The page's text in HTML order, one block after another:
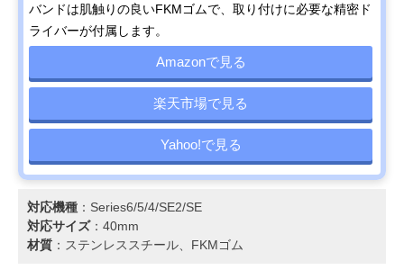
バンドは肌触りの良いFKMゴムで、取り付けに必要な精密ド
ライバーが付属します。
Amazonで見る
楽天市場で見る
Yahoo!で見る
対応機種 ：Series6/5/4/SE2/SE
対応サイズ：40mm
材質 ：ステンレススチール、FKMゴム